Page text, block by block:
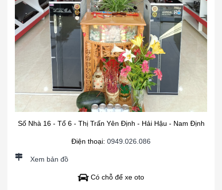
Số Nhà 16 - Tổ 6 - Thị Trấn Yên Định - Hải Hậu - Nam Định
Điện thoại: 0949.026.086
Xem bản đồ
Có chỗ để xe oto